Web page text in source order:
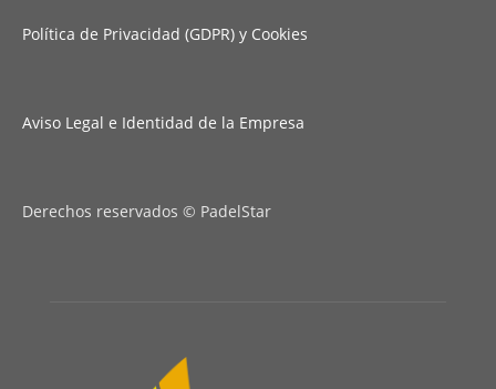
Política de Privacidad (GDPR) y Cookies
Aviso Legal e Identidad de la Empresa
Derechos reservados © PadelStar